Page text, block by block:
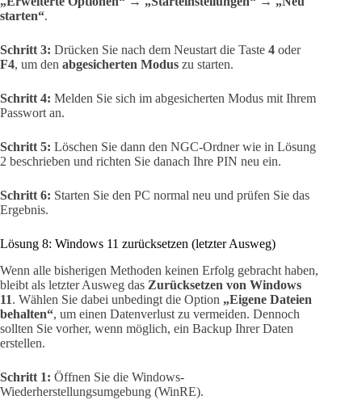
starten“.
Schritt 3: Drücken Sie nach dem Neustart die Taste 4 oder
F4, um den abgesicherten Modus zu starten.
Schritt 4: Melden Sie sich im abgesicherten Modus mit Ihrem
Passwort an.
Schritt 5: Löschen Sie dann den NGC-Ordner wie in Lösung
2 beschrieben und richten Sie danach Ihre PIN neu ein.
Schritt 6: Starten Sie den PC normal neu und prüfen Sie das
Ergebnis.
Lösung 8: Windows 11 zurücksetzen (letzter Ausweg)
Wenn alle bisherigen Methoden keinen Erfolg gebracht haben,
bleibt als letzter Ausweg das Zurücksetzen von Windows
11. Wählen Sie dabei unbedingt die Option „Eigene Dateien
behalten“, um einen Datenverlust zu vermeiden. Dennoch
sollten Sie vorher, wenn möglich, ein Backup Ihrer Daten
erstellen.
Schritt 1: Öffnen Sie die Windows-
Wiederherstellungsumgebung (WinRE).